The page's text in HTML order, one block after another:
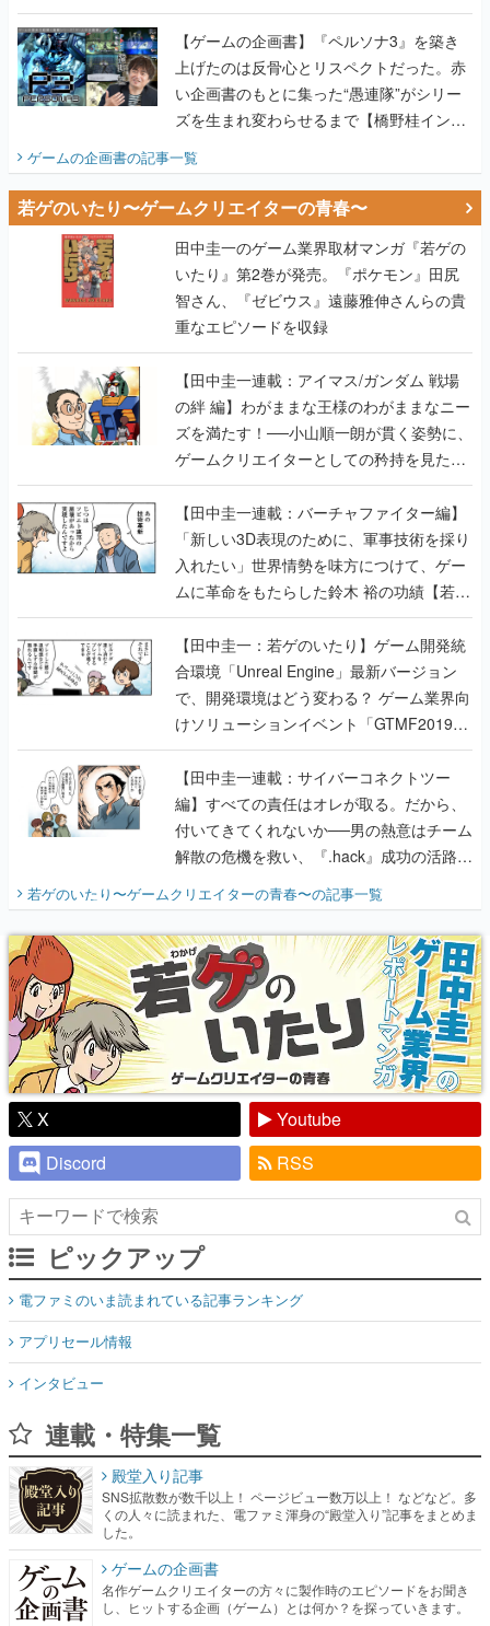
い企画書のもとに集った“愚連隊”がシリー
ズを生まれ変わらせるまで【橋野桂インタ
ビュー】
ゲームの企画書の記事一覧
若ゲのいたり〜ゲームクリエイターの青春〜
田中圭一のゲーム業界取材マンガ『若ゲの
いたり』第2巻が発売。『ポケモン』田尻
智さん、『ゼビウス』遠藤雅伸さんらの貴
重なエピソードを収録
【田中圭一連載：アイマス/ガンダム 戦場
の絆 編】わがままな王様のわがままなニー
ズを満たす！──小山順一朗が貫く姿勢に、
ゲームクリエイターとしての矜持を見た
【若ゲのいたり最終回】
【田中圭一連載：バーチャファイター編】
「新しい3D表現のために、軍事技術を採り
入れたい」世界情勢を味方につけて、ゲー
ムに革命をもたらした鈴木 裕の功績【若ゲ
のいたり】
【田中圭一：若ゲのいたり】ゲーム開発統
合環境「Unreal Engine」最新バージョン
で、開発環境はどう変わる？ ゲーム業界向
けソリューションイベント「GTMF2019」
に行って、より理解を深めよう【PR】
【田中圭一連載：サイバーコネクトツー
編】すべての責任はオレが取る。だから、
付いてきてくれないか──男の熱意はチーム
解散の危機を救い、『.hack』成功の活路を
開く。業界の快男児・松山 洋に流れる血は
『少年ジャンプ』色だった【若ゲのいた
り】
若ゲのいたり〜ゲームクリエイターの青春〜の記事一覧
X
Youtube
Discord
RSS
ピックアップ
電ファミのいま読まれている記事ランキング
アプリセール情報
インタビュー
連載・特集一覧
くの人々に読まれた、電ファミ渾身の“殿堂入り”記事をまとめま
した。
ゲームの企画書
名作ゲームクリエイターの方々に製作時のエピソードをお聞き
し、ヒットする企画（ゲーム）とは何か？を探っていきます。
赫本
この物語を解いてはいけない。『赫本』は、〈試験問題〉の形
をした短編ホラー小説集です。